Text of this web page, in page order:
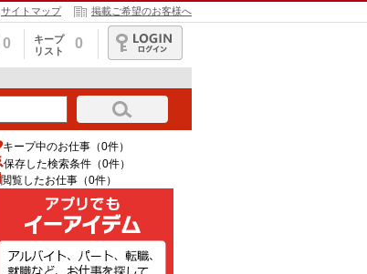
サイトマップ 掲載ご希望のお客様へ
0
キープ
リスト
0
ログイン
キープ中のお仕事（0件）
保存した検索条件（0件）
閲覧したお仕事（0件）